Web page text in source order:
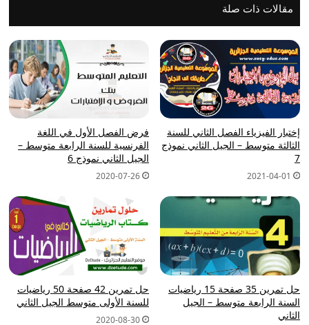
مقالات ذات صلة
إختبار الفيزياء الفصل الثاني للسنة
الثالثة متوسط – الجيل الثاني نموذج
7
2021-04-01
فرض الفصل الأول في اللغة
الفرنسية للسنة الرابعة متوسط –
الجيل الثاني نموذج 6
2020-07-26
حل تمرين 35 صفحة 15 رياضيات
السنة الرابعة متوسط – الجيل
الثاني
حل تمرين 42 صفحة 50 رياضيات
للسنة الأولى متوسط الجيل الثاني
2020-08-30